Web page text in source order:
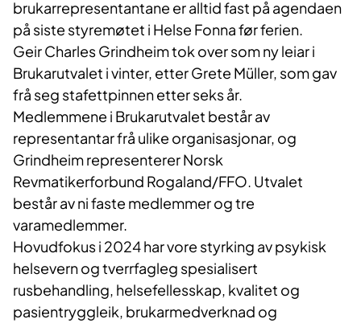
brukarrepresentantane er alltid fast på agendaen
på siste styremøtet i Helse Fonna før ferien.
Geir Charles Grindheim tok over som ny leiar i
Brukarutvalet i vinter, etter Grete Müller, som gav
frå seg stafettpinnen etter seks år.
Medlemmene i Brukarutvalet består av
representantar frå ulike organisasjonar, og
Grindheim representerer Norsk
Revmatikerforbund Rogaland/FFO. Utvalet
består av ni faste medlemmer og tre
varamedlemmer.
Hovudfokus i 2024 har vore styrking av psykisk
helsevern og tverrfagleg spesialisert
rusbehandling, helsefellesskap, kvalitet og
pasientryggleik, brukarmedverknad og